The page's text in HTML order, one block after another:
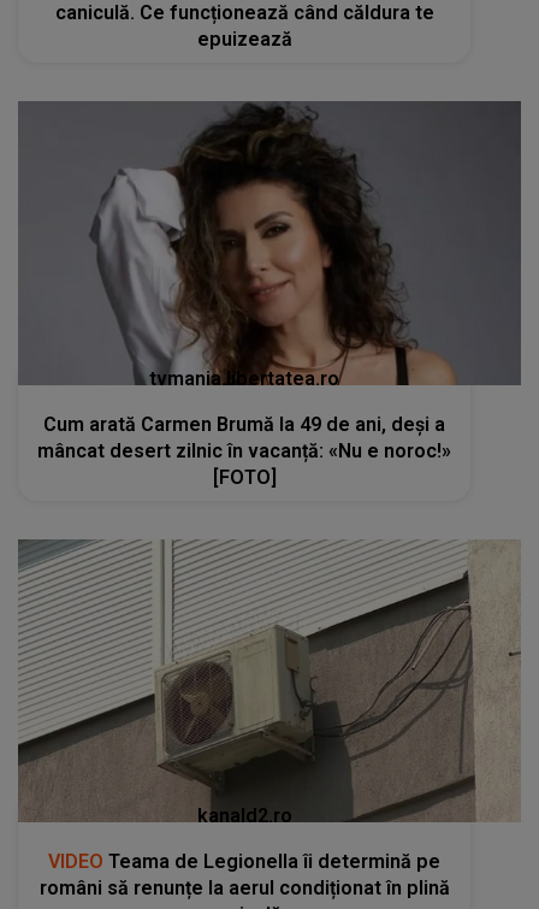
caniculă. Ce funcționează când căldura te
epuizează
tvmania.libertatea.ro
Cum arată Carmen Brumă la 49 de ani, deși a
mâncat desert zilnic în vacanță: «Nu e noroc!»
[FOTO]
kanald2.ro
VIDEO Teama de Legionella îi determină pe
români să renunțe la aerul condiționat în plină